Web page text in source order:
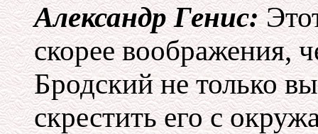
Александр Генис:
скорее воображения,
Бродский не только
скрестить его с